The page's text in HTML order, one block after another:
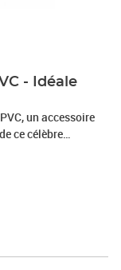
- Idéale
un accessoire
ce célèbre
aux enfants
PVC de haute
pour les fans de la